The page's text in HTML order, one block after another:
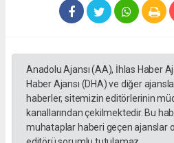
Anadolu Ajansı (AA), İhlas Haber
Haber Ajansı (DHA) ve diğer
haberler, sitemizin editörlerinin
kanallarından çekilmektedir. Bu
muhataplar haberi geçen ajanslar